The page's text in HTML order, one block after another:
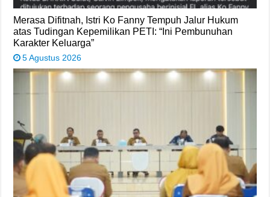
Merasa Difitnah, Istri Ko Fanny Tempuh Jalur Hukum
atas Tudingan Kepemilikan PETI: “Ini Pembunuhan
Karakter Keluarga”
5 Agustus 2026